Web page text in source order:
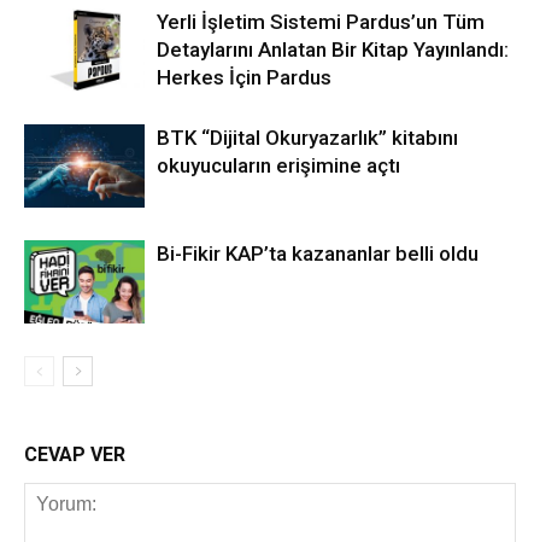
Yerli İşletim Sistemi Pardus’un Tüm
Detaylarını Anlatan Bir Kitap Yayınlandı:
Herkes İçin Pardus
BTK “Dijital Okuryazarlık” kitabını
okuyucuların erişimine açtı
Bi-Fikir KAP’ta kazananlar belli oldu
CEVAP VER